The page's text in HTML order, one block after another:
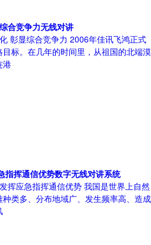
合竞争力无线对讲
彰显综合竞争力 2006年佳讯飞鸿正式
标。在几年的时间里，从祖国的北端漠
港
指挥通信优势数字无线对讲系统
挥应急指挥通信优势 我国是世界上自然
类多、分布地域广、发生频率高、造成